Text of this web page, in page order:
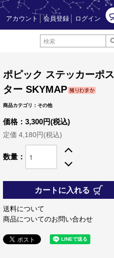
アカウント 会員登録 ログイン
ポピック ステッカーポス
ター SKYMAP
商品カテゴリ：その他
価格：3,300円(税込)
定価 4,180円(税込)
数量：
カートに入れる
送料について
商品についてのお問い合わせ